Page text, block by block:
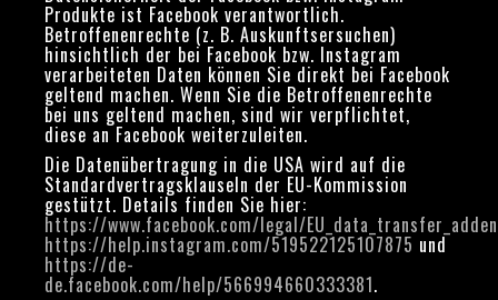
Produkte ist Facebook verantwortlich.
Betroffenenrechte (z. B. Auskunftsersuchen)
hinsichtlich der bei Facebook bzw. Instagram
verarbeiteten Daten können Sie direkt bei Facebook
geltend machen. Wenn Sie die Betroffenenrechte
bei uns geltend machen, sind wir verpflichtet,
diese an Facebook weiterzuleiten.
Die Datenübertragung in die USA wird auf die
Standardvertragsklauseln der EU-Kommission
gestützt. Details finden Sie hier:
https://www.facebook.com/legal/
https://help.instagram.com/519522125107875 und
https://de-
de.facebook.com/help/566994660333381.